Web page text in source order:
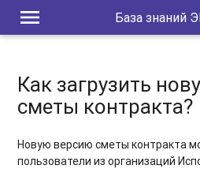
menu База знаний
Как загрузить
сметы контракта?
Новую версию сметы контракта
пользователи из организаций